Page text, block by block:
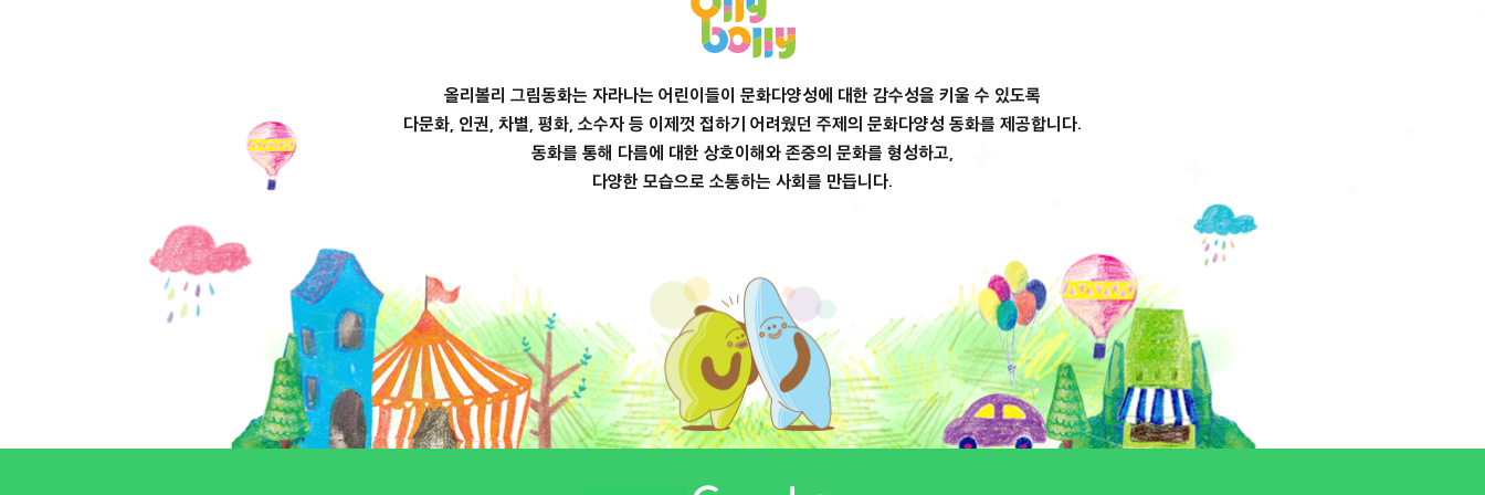
올리볼리 그림동화는 자라나는 어린이들이 문화다양성에 대한 감수성을 키울 수 있도록
다문화, 인권, 차별, 평화, 소수자 등 이제껏 접하기 어려웠던 주제의 문화다양성 동화를 제공합니다.
동화를 통해 다름에 대한 상호이해와 존중의 문화를 형성하고,
다양한 모습으로 소통하는 사회를 만듭니다.